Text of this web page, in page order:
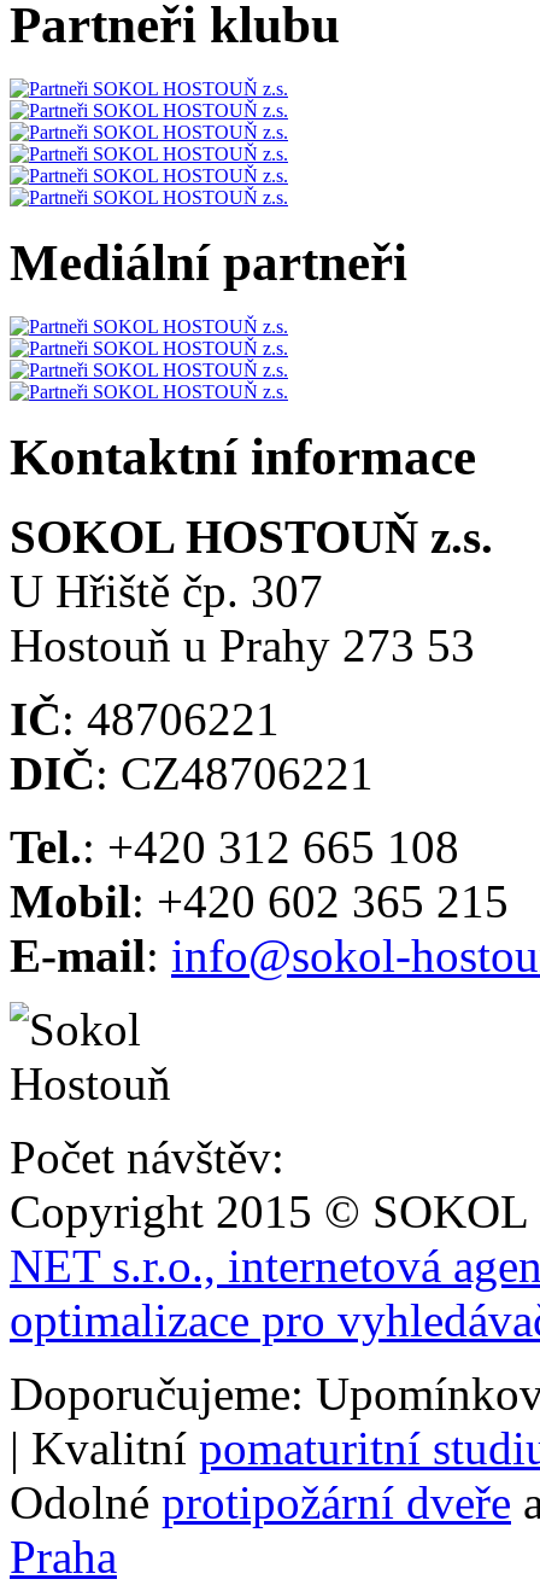
Partneři klubu
Mediální partneři
Kontaktní informace
SOKOL HOSTOUŇ z.s.
U Hřiště čp. 307
Hostouň u Prahy 273 53
IČ: 48706221
DIČ: CZ48706221
Tel.: +420 312 665 108
Mobil: +420 602 365 215
E-mail: info@sokol-
Počet návštěv:
Copyright 2015 ©
NET s.r.o., internetová
optimalizace pro
Doporučujeme:
| Kvalitní pomaturitní
Odolné protipožární dveře
Praha